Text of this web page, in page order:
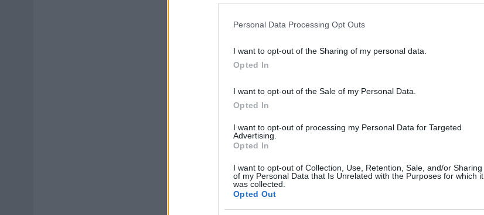
Personal Data Processing Opt Outs
I want to opt-out of the Sharing of my personal data.
Opted In
I want to opt-out of the Sale of my Personal Data.
Opted In
I want to opt-out of processing my Personal Data for Targeted
Advertising.
Opted In
I want to opt-out of Collection, Use, Retention, Sale, and/or Sharing
of my Personal Data that Is Unrelated with the Purposes for which it
was collected.
Opted Out